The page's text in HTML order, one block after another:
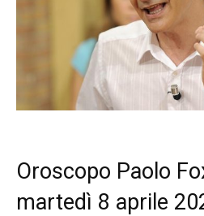
Oroscopo Paolo
martedì 8 aprile